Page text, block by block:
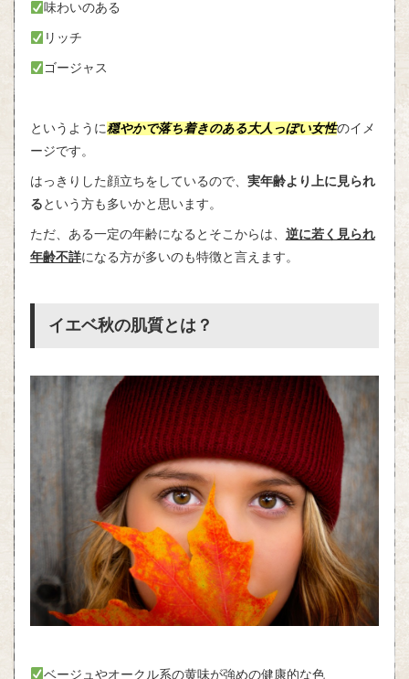
味わいのある
リッチ
ゴージャス
というように穏やかで落ち着きのある大人っぽい女性のイメ
ージです。
はっきりした顔立ちをしているので、 実年齢より上に見られ
る という方も多いかと思います。
ただ、ある一定の年齢になるとそこからは、 逆に若く見られ
年齢不詳になる方が多いのも特徴と言えます。
イエベ秋の肌質とは？
ベージュやオークル系の黄味が強めの健康的な色